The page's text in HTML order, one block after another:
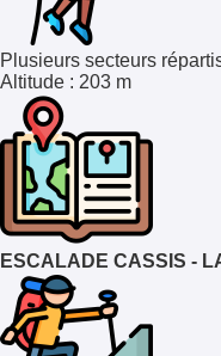
Plusieurs secteurs
Altitude : 203 m
ESCALADE CASSIS -